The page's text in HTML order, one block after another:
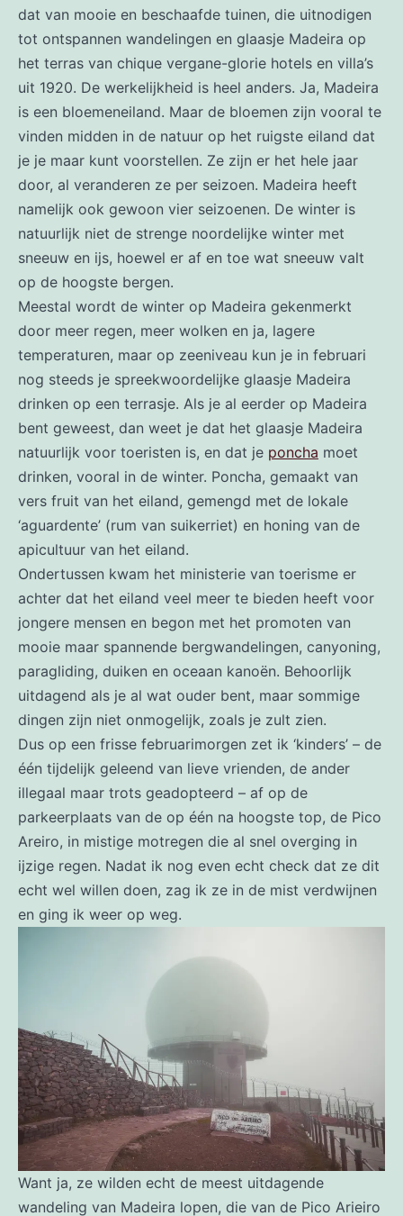
dat van mooie en beschaafde tuinen, die uitnodigen
tot ontspannen wandelingen en glaasje Madeira op
het terras van chique vergane-glorie hotels en villa’s
uit 1920. De werkelijkheid is heel anders. Ja, Madeira
is een bloemeneiland. Maar de bloemen zijn vooral te
vinden midden in de natuur op het ruigste eiland dat
je je maar kunt voorstellen. Ze zijn er het hele jaar
door, al veranderen ze per seizoen. Madeira heeft
namelijk ook gewoon vier seizoenen. De winter is
natuurlijk niet de strenge noordelijke winter met
sneeuw en ijs, hoewel er af en toe wat sneeuw valt
op de hoogste bergen.
Meestal wordt de winter op Madeira gekenmerkt
door meer regen, meer wolken en ja, lagere
temperaturen, maar op zeeniveau kun je in februari
nog steeds je spreekwoordelijke glaasje Madeira
drinken op een terrasje. Als je al eerder op Madeira
bent geweest, dan weet je dat het glaasje Madeira
natuurlijk voor toeristen is, en dat je poncha moet
drinken, vooral in de winter. Poncha, gemaakt van
vers fruit van het eiland, gemengd met de lokale
‘aguardente’ (rum van suikerriet) en honing van de
apicultuur van het eiland.
Ondertussen kwam het ministerie van toerisme er
achter dat het eiland veel meer te bieden heeft voor
jongere mensen en begon met het promoten van
mooie maar spannende bergwandelingen, canyoning,
paragliding, duiken en oceaan kanoën. Behoorlijk
uitdagend als je al wat ouder bent, maar sommige
dingen zijn niet onmogelijk, zoals je zult zien.
Dus op een frisse februarimorgen zet ik ‘kinders’ – de
één tijdelijk geleend van lieve vrienden, de ander
illegaal maar trots geadopteerd – af op de
parkeerplaats van de op één na hoogste top, de Pico
Areiro, in mistige motregen die al snel overging in
ijzige regen. Nadat ik nog even echt check dat ze dit
echt wel willen doen, zag ik ze in de mist verdwijnen
en ging ik weer op weg.
Want ja, ze wilden echt de meest uitdagende
wandeling van Madeira lopen, die van de Pico Arieiro